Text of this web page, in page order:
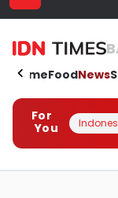
HomeFoodNews
For
You